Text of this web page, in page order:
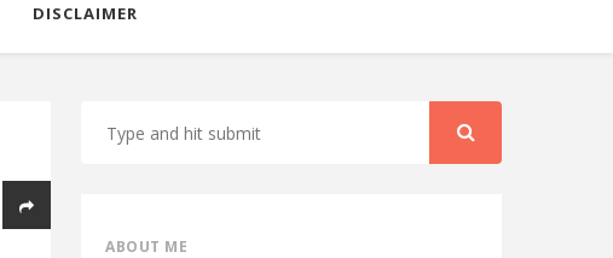
DISCLAIMER
ABOUT ME